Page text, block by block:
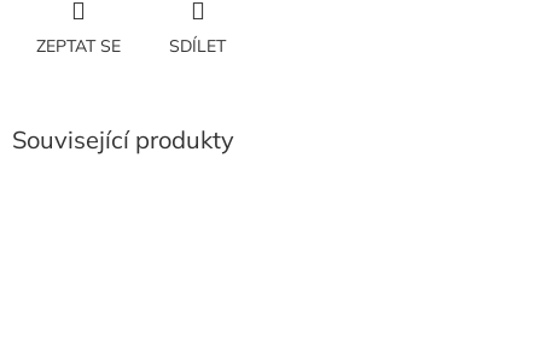
ZEPTAT SE SDÍLET
Související produkty